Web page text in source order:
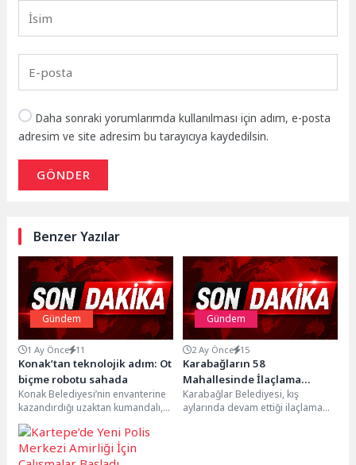
Daha sonraki yorumlarımda kullanılması için adım, e-posta
adresim ve site adresim bu tarayıcıya kaydedilsin.
GÖNDER
Benzer Yazılar
Gündem
1 Ay Önce 11
Konak’tan teknolojik adım: Ot
biçme robotu sahada
Konak Belediyesi’nin envanterine
kazandırdığı uzaktan kumandalı,
paletli bir yabani ot biçme
makinesiyle park ve yeşil...
Gündem
2 Ay Önce 15
Karabağların 58
Mahallesinde İlaçlama
Seferberliği Devam Ediyor
Karabağlar Belediyesi, kış
aylarında devam ettiği ilaçlama